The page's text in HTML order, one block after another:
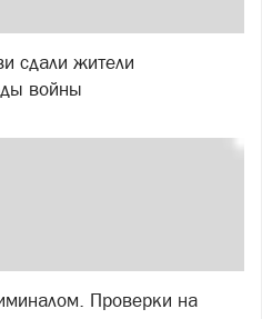
сдали жители
войны
Проверки на